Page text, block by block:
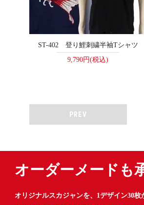
ST-402 登り鯉刺繍半袖Tシャツ
9,790円(税込)
PREV
オーダーメードも
オリジナルスカジャンを、1デザイン30